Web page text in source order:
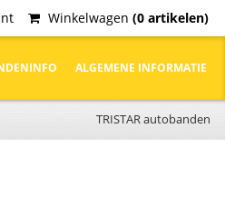
Winkelwagen (0 artikelen)
ALGEMENE INFORMATIE
TRISTAR autobanden